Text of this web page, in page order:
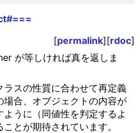
[permalink][rdoc]
が等しければ真を返しま
ラスの性質に合わせて再定義
場合、オブジェクトの内容が
うに（同値性を判定するよ
とが期待されています。